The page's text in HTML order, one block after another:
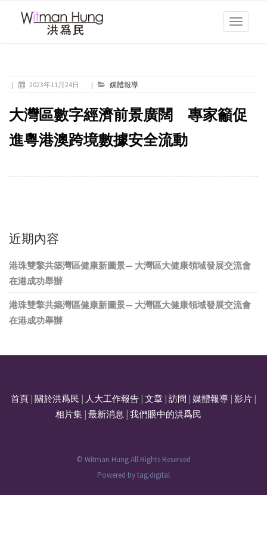
Toggle
| 2023年11月24日 | 媒體報導
大灣區數字經濟前景廣闊 專家籲促
進粵港澳跨境數據安全流動
近期內容
港珠雙擎共築灣區健康新圖景— 大灣區大健康領域發展交流會
在港成功舉辦
港珠雙擎共築灣區健康新圖景— 大灣區大健康領域發展交流會
在港成功舉辦
首頁 關於洪爲民 人大工作報告 文章 訪問 媒體報導 影片
相片集| 最新消息 我們眼中的洪爲民
© Witman Hung All Rights Reserved
Powered bytag.digital